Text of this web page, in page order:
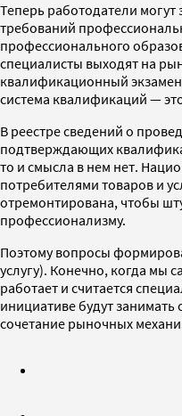
Теперь работодатели
требований
профессионального
специалисты выходят на
квалификационный
система квалификаций —
В реестре сведений о
подтверждающих
то и смысла в нем нет.
потребителями товаров и
отремонтирована, чтобы
профессионализму.
Поэтому вопросы
услугу). Конечно, когда мы
работает и считается
инициативе будут
сочетание рыночных